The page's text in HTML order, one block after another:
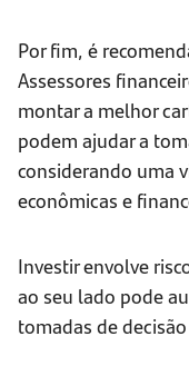
Por fim, é
Assessores
montar a melhor
podem ajudar a
considerando uma
econômicas e
Investir envolve
ao seu lado pode
tomadas de